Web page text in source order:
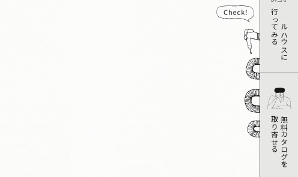
モデルハウスに
行ってみる
無料カタログを
取り寄せる